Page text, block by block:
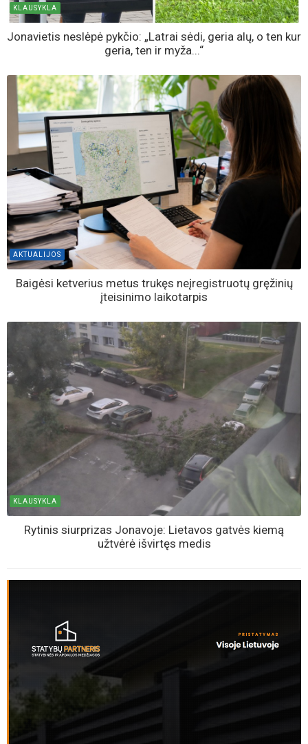
KLAUSYKLA
Jonavietis neslėpė pykčio: „Latrai sėdi, geria alų, o ten kur
geria, ten ir myža...“
AKTUALIJOS
Baigėsi ketverius metus trukęs neįregistruotų gręžinių
įteisinimo laikotarpis
KLAUSYKLA
Rytinis siurprizas Jonavoje: Lietavos gatvės kiemą
užtvėrė išvirtęs medis